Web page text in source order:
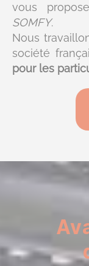
vous
SOMFY.
Nous
société
pour les